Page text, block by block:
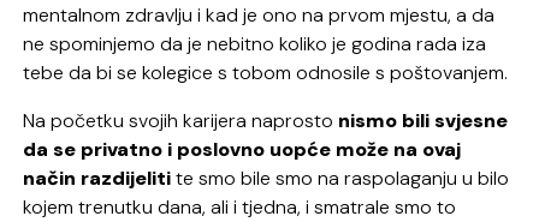
mentalnom zdravlju i kad je ono na prvom mjestu, a da
ne spominjemo da je nebitno koliko je godina rada iza
tebe da bi se kolegice s tobom odnosile s poštovanjem.
Na početku svojih karijera naprosto nismo bili svjesne
da se privatno i poslovno uopće može na ovaj
način razdijelitite smo bile smo na raspolaganju u bilo
kojem trenutku dana, ali i tjedna, i smatrale smo to